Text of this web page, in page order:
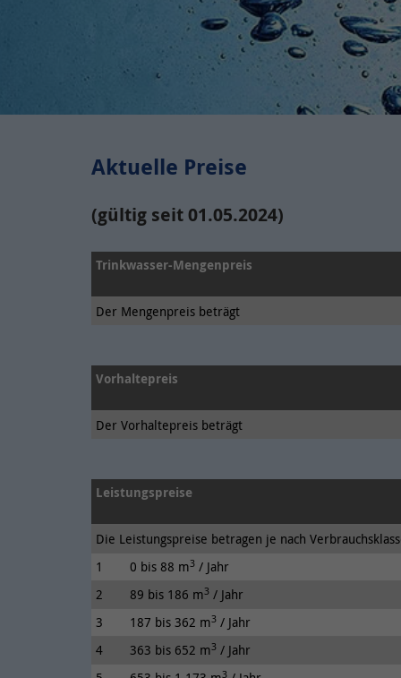
Aktuelle Preise
(gültig seit 01.05.2024)
Trinkwasser-Mengenpreis
Der Mengenpreis beträgt
Vorhaltepreis
Der Vorhaltepreis beträgt
Leistungspreise
Die Leistungspreise betragen je nach
1
0 bis 88 m3 / Jahr
2
89 bis 186 m3 / Jahr
3
187 bis 362 m3 / Jahr
4
363 bis 652 m3 / Jahr
3